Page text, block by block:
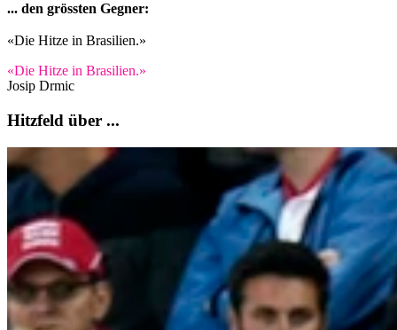
... den grössten Gegner:
«Die Hitze in Brasilien.»
«Die Hitze in Brasilien.»
Josip Drmic
Hitzfeld über ...